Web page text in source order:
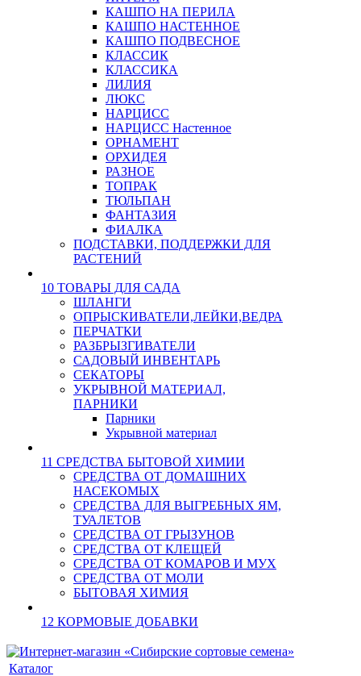
КАШПО НА ПЕРИЛА
КАШПО НАСТЕННОЕ
КАШПО ПОДВЕСНОЕ
КЛАССИК
КЛАССИКА
ЛИЛИЯ
ЛЮКС
НАРЦИСС
НАРЦИСС Настенное
ОРНАМЕНТ
ОРХИДЕЯ
РАЗНОЕ
ТОПРАК
ТЮЛЬПАН
ФАНТАЗИЯ
ФИАЛКА
ПОДСТАВКИ, ПОДДЕРЖКИ ДЛЯ
РАСТЕНИЙ
10 ТОВАРЫ ДЛЯ САДА
ШЛАНГИ
ОПРЫСКИВАТЕЛИ,ЛЕЙКИ,ВЕДРА
ПЕРЧАТКИ
РАЗБРЫЗГИВАТЕЛИ
САДОВЫЙ ИНВЕНТАРЬ
СЕКАТОРЫ
УКРЫВНОЙ МАТЕРИАЛ,
ПАРНИКИ
Парники
Укрывной материал
11 СРЕДСТВА БЫТОВОЙ ХИМИИ
СРЕДСТВА ОТ ДОМАШНИХ
НАСЕКОМЫХ
СРЕДСТВА ДЛЯ ВЫГРЕБНЫХ ЯМ,
ТУАЛЕТОВ
СРЕДСТВА ОТ ГРЫЗУНОВ
СРЕДСТВА ОТ КЛЕЩЕЙ
СРЕДСТВА ОТ КОМАРОВ И МУХ
СРЕДСТВА ОТ МОЛИ
БЫТОВАЯ ХИМИЯ
12 КОРМОВЫЕ ДОБАВКИ
Каталог